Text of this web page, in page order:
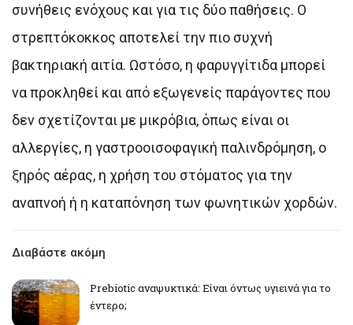
συνήθεις ενόχους και για τις δύο παθήσεις. Ο
στρεπτόκοκκος αποτελεί την πιο συχνή
βακτηριακή αιτία. Ωστόσο, η φαρυγγίτιδα μπορεί
να προκληθεί και από εξωγενείς παράγοντες που
δεν σχετίζονται με μικρόβια, όπως είναι οι
αλλεργίες, η γαστροοισοφαγική παλινδρόμηση, ο
ξηρός αέρας, η χρήση του στόματος για την
αναπνοή ή η καταπόνηση των φωνητικών χορδών.
Διαβάστε ακόμη
Prebiotic αναψυκτικά: Είναι όντως υγιεινά για το
έντερο;